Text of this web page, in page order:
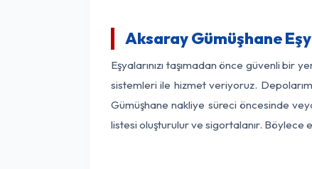
Aksaray Gümüşhane
Eşyalarınızı taşımadan önce güvenli
sistemleri ile hizmet veriyoruz.
Gümüşhane nakliye süreci öncesinde
listesi oluşturulur ve sigortalanır. Böylece